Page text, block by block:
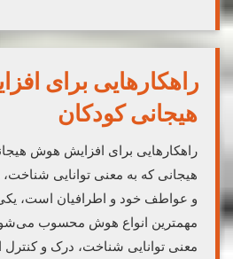
راهکارهایی برای
هیجانی کودکان
راهکارهایی برای افزایش هوش
هیجانی که به معنی توانایی
و عواطف خود و اطرافیان است،
مهمترین انواع هوش محسوب
معنی توانایی شناخت، درک و